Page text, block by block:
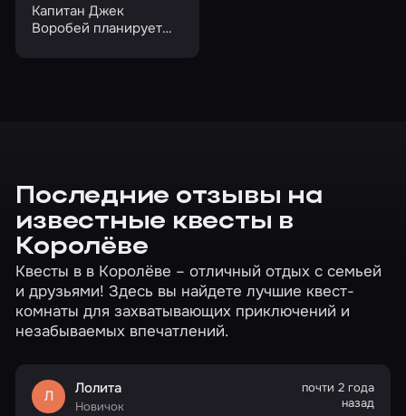
Капитан Джек
Воробей планирует
Последние отзывы на
известные квесты в
Королёве
Квесты в в Королёве – отличный отдых с семьей
и друзьями! Здесь вы найдете лучшие квест-
комнаты для захватывающих приключений и
незабываемых впечатлений.
Л Лолита
Новичок
почти 2 года
назад